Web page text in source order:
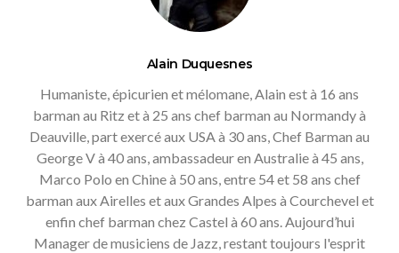
Alain Duquesnes
Humaniste, épicurien et mélomane, Alain est à 16 ans
barman au Ritz et à 25 ans chef barman au Normandy à
Deauville, part exercé aux USA à 30 ans, Chef Barman au
George V à 40 ans, ambassadeur en Australie à 45 ans,
Marco Polo en Chine à 50 ans, entre 54 et 58 ans chef
barman aux Airelles et aux Grandes Alpes à Courchevel et
enfin chef barman chez Castel à 60 ans. Aujourd’hui
Manager de musiciens de Jazz, restant toujours l'esprit